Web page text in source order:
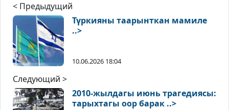
< Предыдущий
Түркияны таарынткан мамиле
..>
10.06.2026 18:04
Следующий >
2010-жылдагы июнь трагедиясы:
тарыхтагы оор барак ..>